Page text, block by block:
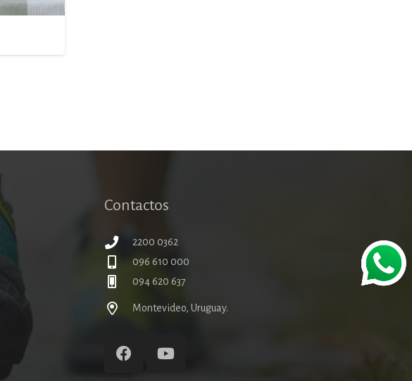
Contactos
2200 0362
096 610 000
094 620 637
Montevideo, Uruguay.